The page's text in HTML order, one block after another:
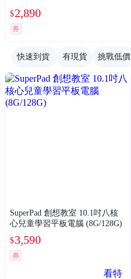
$2,890
券
快速到貨 有現貨 挑戰低價
SuperPad 創想教室 10.1吋八核
心兒童學習平板電腦 (8G/128G)
$3,590
券
看特